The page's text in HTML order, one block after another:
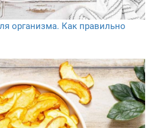
организма. Как правильно